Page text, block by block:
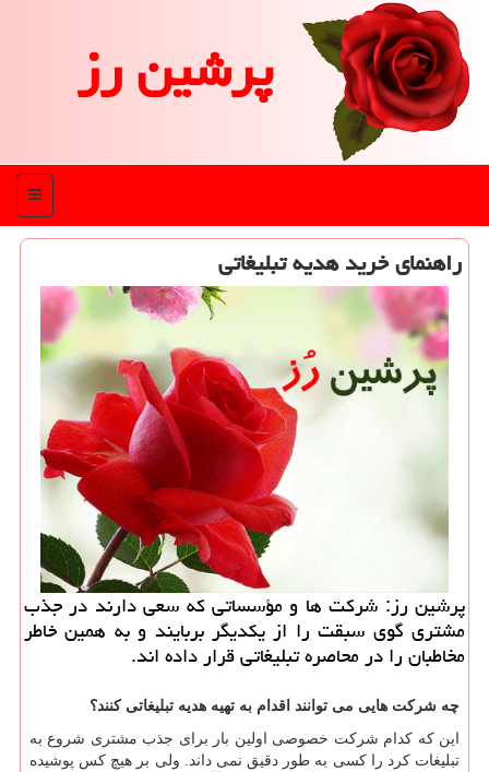
پرشین رز
منو
راهنمای خرید هدیه تبلیغاتی
پرشین رز: شركت ها و مؤسساتی كه سعی دارند در جذب
مشتری گوی سبقت را از یكدیگر بربایند و به همین خاطر
مخاطبان را در محاصره تبلیغاتی قرار داده اند.
چه شرکت هایی می توانند اقدام به تهیه هدیه تبلیغاتی کنند؟
این که کدام شرکت خصوصی اولین بار برای جذب مشتری شروع به
تبلیغات کرد را کسی به طور دقیق نمی داند. ولی بر هیچ کس پوشیده